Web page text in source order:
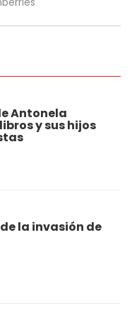
Antonela
y sus hijos
la invasión de